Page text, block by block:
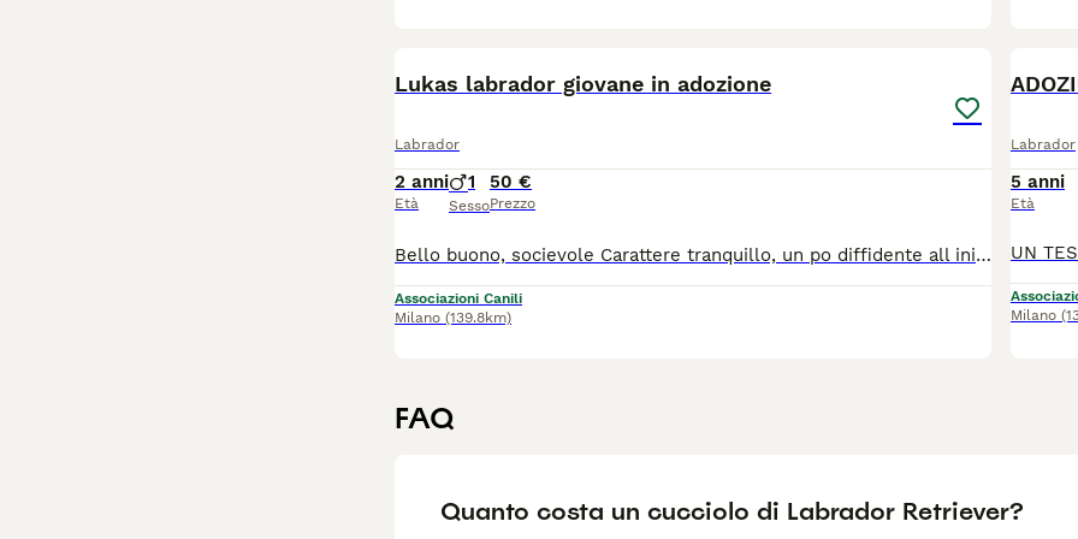
Lukas labrador giovane in adozione
Labrador
2 anni
Età
1
Sesso
50 €
Prezzo
Bello buono, socievole Carattere tranquillo, un po diffidente all inizio. Un cane di una dolcezza disarmante. 35 chili di bontà. Ecco lukas un labrador giovane che vi aspetta in un rifugio a Olgiate comasco in provincia di Como. Sano,vaccinato e sverminato. Chiamatemi per lui!!!
Associazioni Canili
Milano (139.8km)
Labrador
5 anni
Età
Milano
FAQ
Quanto costa un cucciolo di Labrador Retriever?